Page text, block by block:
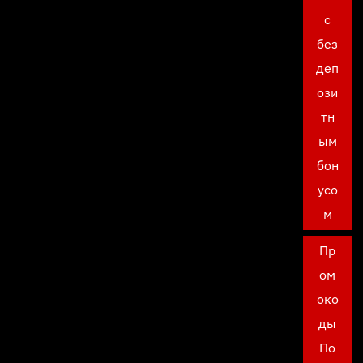
с
без
деп
ози
тн
ым
бон
усо
м
Пр
ом
око
ды
По